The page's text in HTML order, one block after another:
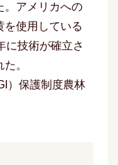
。アメリカへの
を使用している
に技術が確立さ
。
）保護制度農林